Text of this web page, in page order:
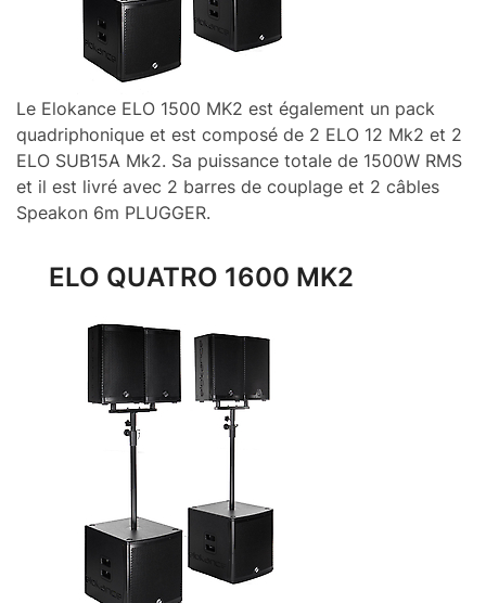
Le Elokance ELO 1500 MK2 est également un pack
quadriphonique et est composé de 2 ELO 12 Mk2 et 2
ELO SUB15A Mk2. Sa puissance totale de 1500W RMS
et il est livré avec 2 barres de couplage et 2 câbles
Speakon 6m PLUGGER.
ELO QUATRO 1600 MK2